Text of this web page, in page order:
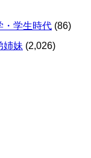
・学生時代 (86)
姉妹 (2,026)